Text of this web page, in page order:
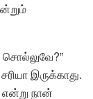
சொல்லுவே?”
இருக்காது.
என்று நான்